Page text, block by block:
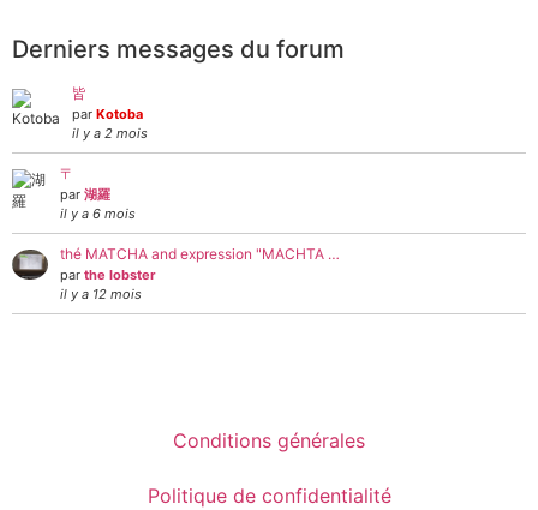
Derniers messages du forum
皆
par Kotoba
il y a 2 mois
〒
par 湖羅
il y a 6 mois
thé MATCHA and expression "MACHTA …
par the lobster
il y a 12 mois
Conditions générales
Politique de confidentialité